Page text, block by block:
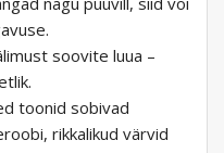
soovite luua –
toonid sobivad
rikkalikud värvid